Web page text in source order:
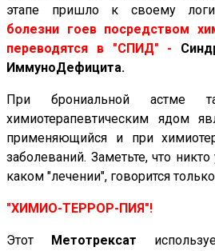
этапе пришло к своему
болезни гоев посредством
переводятся в "СПИД" -
ИммуноДефицита.
При брониальной астме
химиотерапевтическим ядом
применяющийся и при
заболеваний. Заметьте, что
каком "лечении", говорится
"ХИМИО-ТЕРРОР-ПИЯ"!
Этот Метотрексат